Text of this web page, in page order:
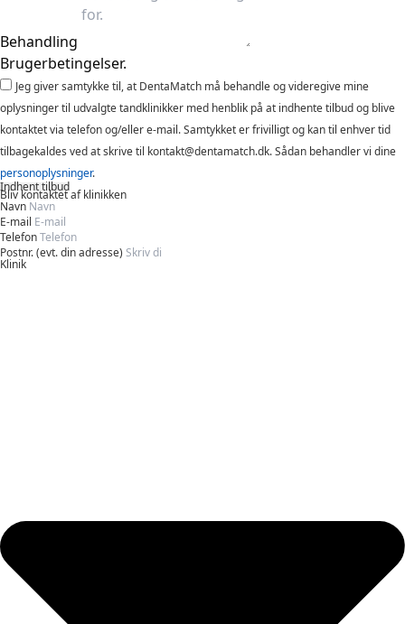
Behandling
Brugerbetingelser.
Jeg giver samtykke til, at DentaMatch må behandle og videregive mine
oplysninger til udvalgte tandklinikker med henblik på at indhente tilbud og blive
kontaktet via telefon og/eller e-mail. Samtykket er frivilligt og kan til enhver tid
tilbagekaldes ved at skrive til kontakt@dentamatch.dk. Sådan behandler vi dine
personoplysninger.
Indhent tilbud
Bliv kontaktet af klinikken
Navn
E-mail
Telefon
Postnr. (evt. din adresse)
Klinik